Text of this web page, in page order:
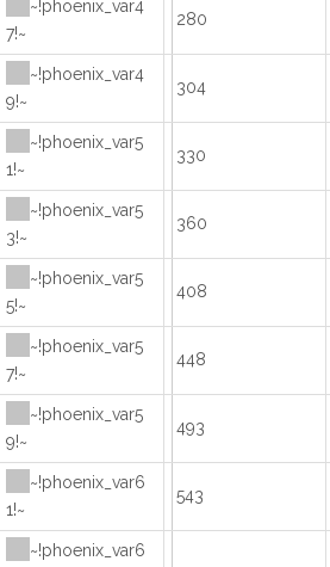
~!phoenix_var4
7!~
280
~!phoenix_var4
9!~
304
~!phoenix_var5
1!~
330
~!phoenix_var5
3!~
360
~!phoenix_var5
5!~
408
~!phoenix_var5
7!~
448
~!phoenix_var5
9!~
493
~!phoenix_var6
1!~
543
~!phoenix_var6